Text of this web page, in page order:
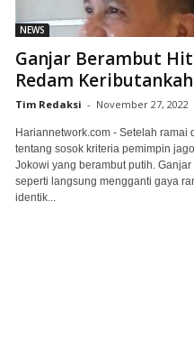
NEWS
Ganjar Berambut
Redam Keributankah
Tim Redaksi - November 27, 2022
Hariannetwork.com - Setelah ramai
tentang sosok kriteria pemimpin
Jokowi yang berambut putih.
seperti langsung mengganti gaya
identik...